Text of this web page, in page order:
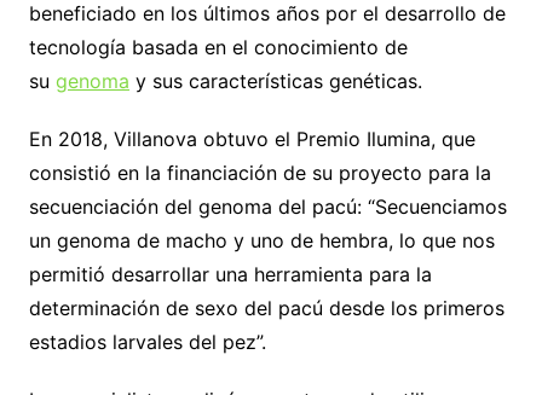
beneficiado en los últimos años por el desarrollo de
tecnología basada en el conocimiento de
su genoma y sus características genéticas.
En 2018, Villanova obtuvo el Premio Ilumina, que
consistió en la financiación de su proyecto para la
secuenciación del genoma del pacú: “Secuenciamos
un genoma de macho y uno de hembra, lo que nos
permitió desarrollar una herramienta para la
determinación de sexo del pacú desde los primeros
estadios larvales del pez”.